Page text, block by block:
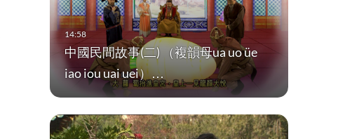
中國民間故事(二) （複韻母ua uo üe
iao iou uai uei）…